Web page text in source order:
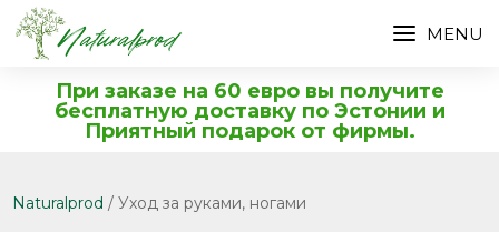
При заказе на 60 евро вы получите
бесплатную доставку по Эстонии и
Приятный подарок от фирмы.
Naturalprod / Уход за руками, ногами